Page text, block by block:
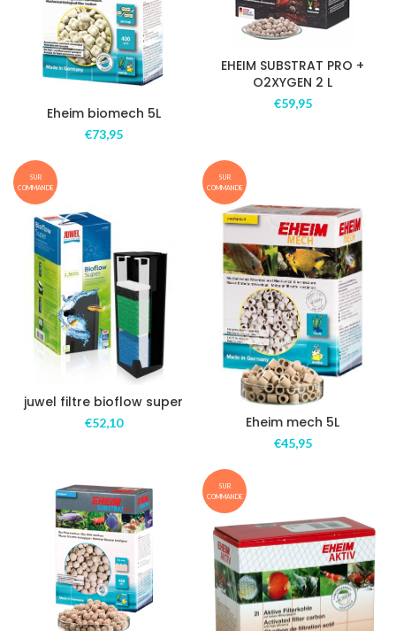
Eheim biomech 5L
€73,95
EHEIM SUBSTRAT PRO +
O2XYGEN 2 L
€59,95
SUR
COMMANDE
juwel filtre bioflow super
€52,10
SUR
COMMANDE
Eheim mech 5L
€45,95
SUR
COMMANDE